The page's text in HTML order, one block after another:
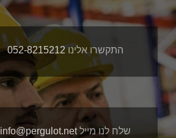
התקשרו אלינו052-8215212
שלח לנו מיילinfo@pergulot.net